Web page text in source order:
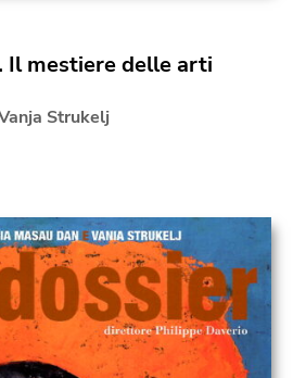
Il mestiere delle arti
Strukelj